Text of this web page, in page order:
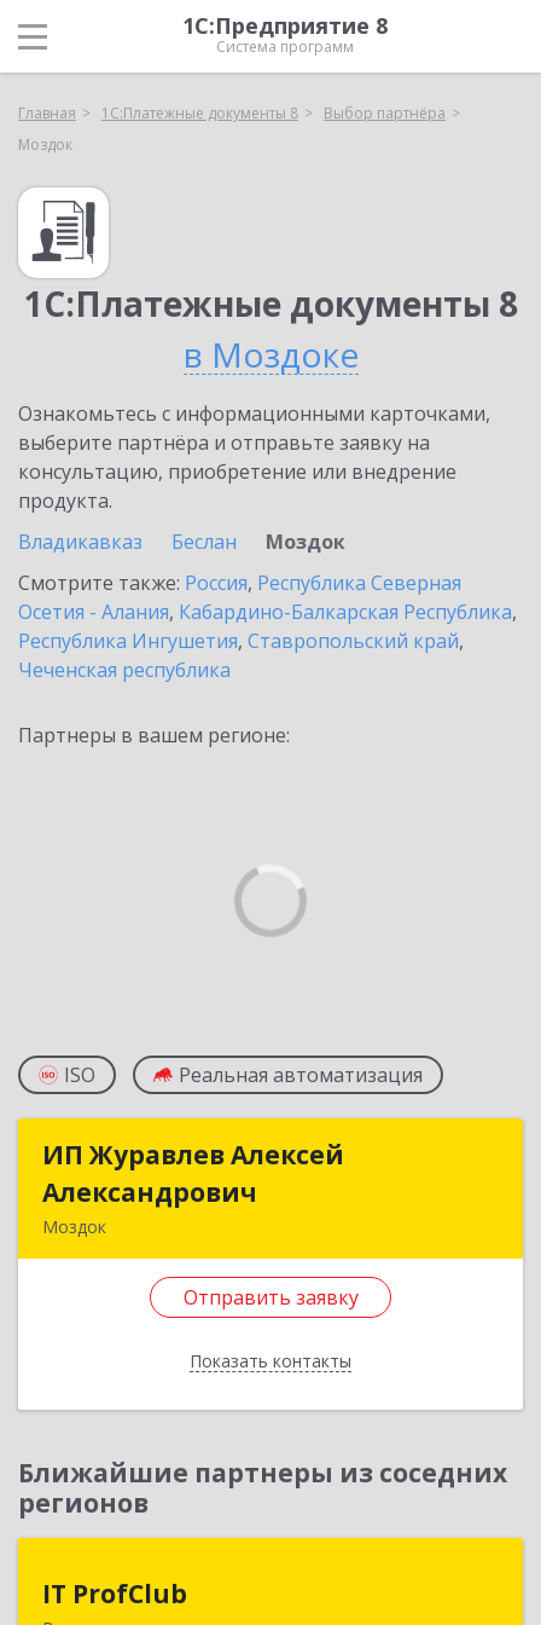
1С:Предприятие 8
Система программ
Главная 1С:Платежные документы 8
Выбор партнёра
Моздок
1С:Платежные документы 8
в Моздоке
Ознакомьтесь с информационными карточками,
выберите партнёра и отправьте заявку на
консультацию, приобретение или внедрение
продукта.
Владикавказ
Беслан
Моздок
Смотрите также: Россия, Республика Северная
Осетия - Алания, Кабардино-Балкарская Республика,
Республика Ингушетия, Ставропольский край,
Чеченская республика
Партнеры в вашем регионе:
ISO Реальная автоматизация
ИП Журавлев Алексей
Александрович
Моздок
Отправить заявку
Показать контакты
ИП Журавлев Алексей
г, Кирова ул, дом № 41
Ближайшие партнеры из соседних
регионов
IT ProfClub